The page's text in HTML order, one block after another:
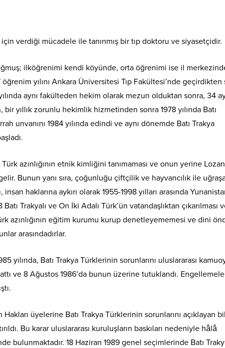
verdiği mücadele ile tanınmış bir tıp doktoru ve siyasetçidir.
ilköğrenimi kendi köyünde, orta öğrenimi ise il
öğrenim yılını Ankara Üniversitesi Tıp Fakültesi’nde geçirdikten
aynı fakülteden hekim olarak mezun olduktan sonra, 34
yıllık zorunlu hekimlik hizmetinden sonra 1978 yılında Batı
unvanını 1984 yılında edindi ve aynı dönemde Batı Trakya
azınlığının etnik kimliğini tanımaması ve onun yerine Lozan
Bunun yanı sıra, çoğunluğu çiftçilik ve hayvancılık ile
haklarına aykırı olarak 1955-1998 yılları arasında
Trakyalı ve On İki Adalı Türk’ün vatandaşlıktan çıkarılması
azınlığının eğitim kurumu kurup denetleyememesi ve dini
arasındadırlar.
yılında, Batı Trakya Türklerinin sorunlarını uluslararası
ve 8 Ağustos 1986’da bunun üzerine tutuklandı.
üyelerine Batı Trakya Türklerinin sorunlarını açıklayan
Bu karar uluslararası kuruluşların baskıları nedeniyle hâlâ
bulunmaktadır. 18 Haziran 1989 genel seçimlerinde Batı